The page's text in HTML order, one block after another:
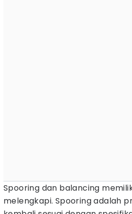
Spooring dan balancing
melengkapi. Spooring adalah